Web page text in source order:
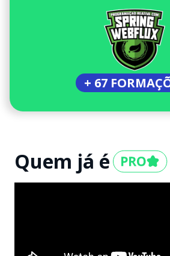
+ 67
Quem já é